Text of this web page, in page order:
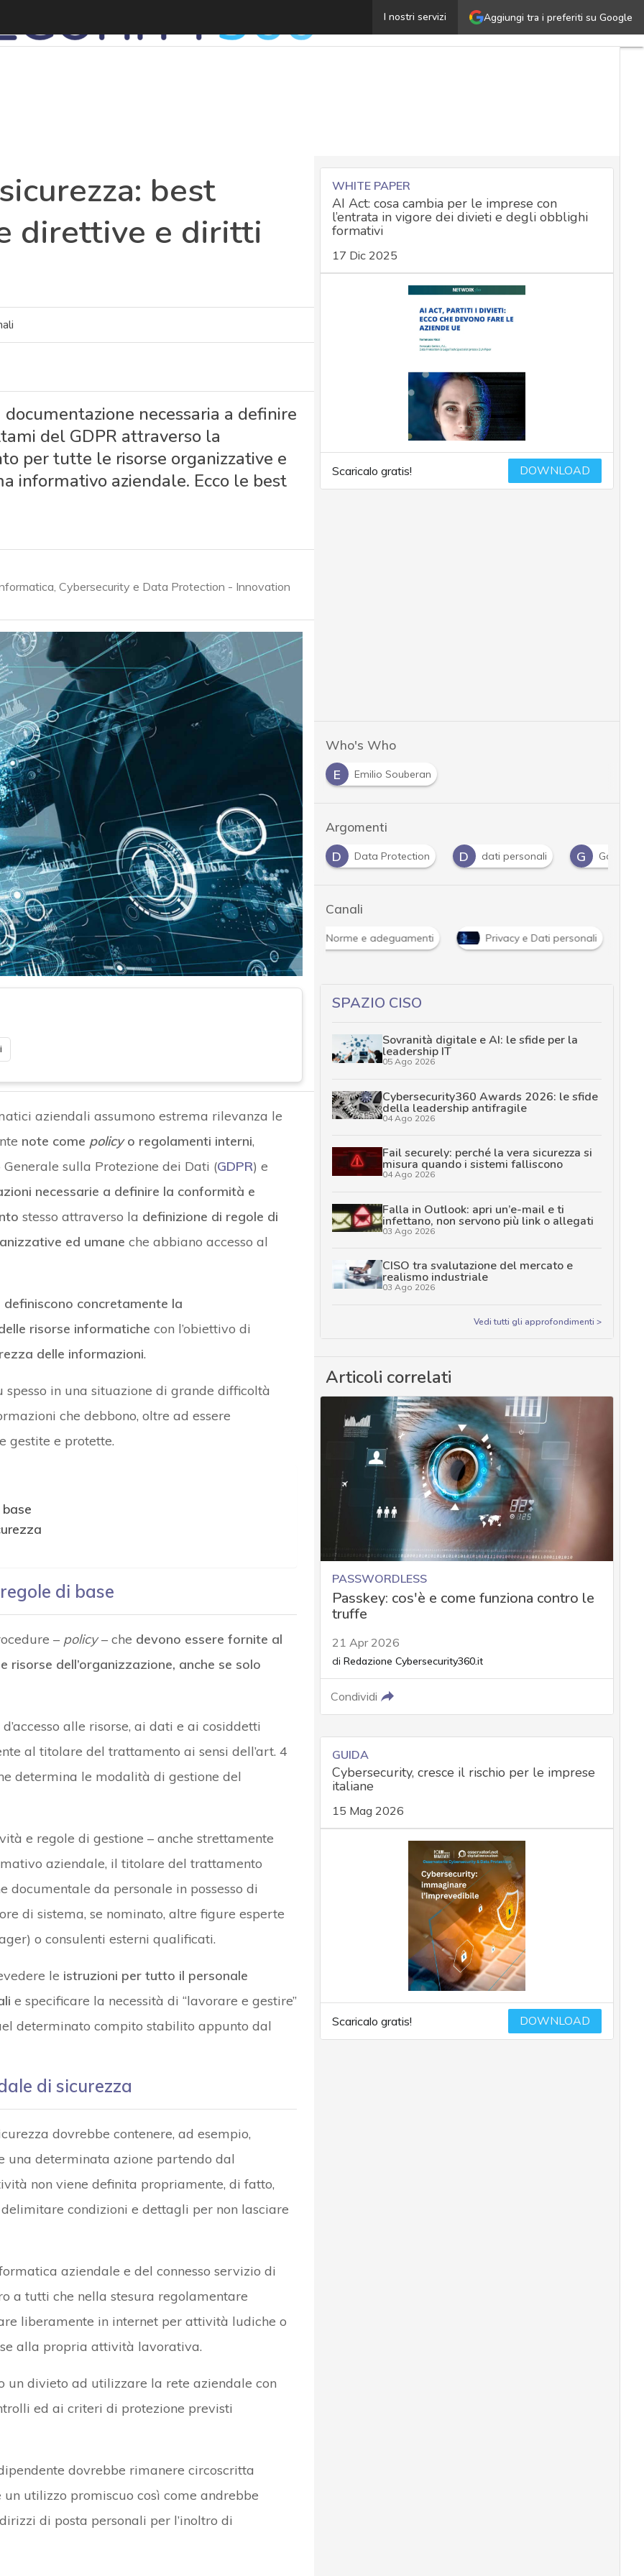
Aggiungi tra i preferiti su Google
I nostri servizi
Policy aziendale di sicurezza: best practice per definire
best
direttive e diritti
necessaria a definire
del GDPR attraverso la
per tutte le risorse organizzative e
informativo aziendale. Ecco le best
Cybersecurity e Data Protection - Innovation
aziendali assumono estrema rilevanza le
note come policyo regolamenti interni,
sulla Protezione dei Dati (GDPR) e
necessarie a definire la conformità e
stesso attraverso la definizione di regole di
ed umane che abbiano accesso al
concretamente la
risorse informatiche con l’obiettivo di
delle informazioni.
in una situazione di grande difficoltà
che debbono, oltre ad essere
gestite e protette.
di base
– policy– che devono essere fornite al
dell’organizzazione, anche se solo
alle risorse, ai dati e ai cosiddetti
al titolare del trattamento ai sensi dell’art. 4
determina le modalità di gestione del
e regole di gestione – anche strettamente
aziendale, il titolare del trattamento
documentale da personale in possesso di
di sistema, se nominato, altre figure esperte
o consulenti esterni qualificati.
le istruzioni per tutto il personale
e specificare la necessità di “lavorare e gestire”
determinato compito stabilito appunto dal
di sicurezza
dovrebbe contenere, ad esempio,
una determinata azione partendo dal
non viene definita propriamente, di fatto,
condizioni e dettagli per non lasciare
aziendale e del connesso servizio di
a tutti che nella stesura regolamentare
liberamente in internet per attività ludiche o
alla propria attività lavorativa.
un divieto ad utilizzare la rete aziendale con
ed ai criteri di protezione previsti
dovrebbe rimanere circoscritta
utilizzo promiscuo così come andrebbe
di posta personali per l’inoltro di
WHITE PAPER
AI Act: cosa cambia per le imprese con
l’entrata in vigore dei divieti e degli obblighi
formativi
17 Dic 2025
Scaricalo gratis! DOWNLOAD
Who's Who
E
Emilio Souberan
Argomenti
B
Best Practice D Data Protection D dati personali G Gdpr
Canali
Norme e adeguamenti Privacy e Dati personali
SPAZIO CISO
Sovranità digitale e AI: le sfide per la
leadership IT
05 Ago 2026
Cybersecurity360 Awards 2026: le sfide
della leadership antifragile
04 Ago 2026
Fail securely: perché la vera sicurezza si
misura quando i sistemi falliscono
04 Ago 2026
Falla in Outlook: apri un’e-mail e ti
infettano, non servono più link o allegati
03 Ago 2026
CISO tra svalutazione del mercato e
realismo industriale
03 Ago 2026
Vedi tutti gli approfondimenti >
Articoli correlati
PASSWORDLESS
Passkey: cos'è e come funziona contro le
truffe
21 Apr 2026
di Redazione Cybersecurity360.it
Condividi
GUIDA
Cybersecurity, cresce il rischio per le imprese
italiane
15 Mag 2026
Scaricalo gratis! DOWNLOAD